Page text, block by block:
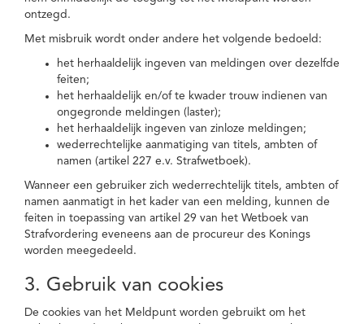
ontzegd.
Met misbruik wordt onder andere het volgende bedoeld:
het herhaaldelijk ingeven van meldingen over dezelfde
feiten;
het herhaaldelijk en/of te kwader trouw indienen van
ongegronde meldingen (laster);
het herhaaldelijk ingeven van zinloze meldingen;
wederrechtelijke aanmatiging van titels, ambten of
namen (artikel 227 e.v. Strafwetboek).
Wanneer een gebruiker zich wederrechtelijk titels, ambten of
namen aanmatigt in het kader van een melding, kunnen de
feiten in toepassing van artikel 29 van het Wetboek van
Strafvordering eveneens aan de procureur des Konings
worden meegedeeld.
3. Gebruik van cookies
De cookies van het Meldpunt worden gebruikt om het